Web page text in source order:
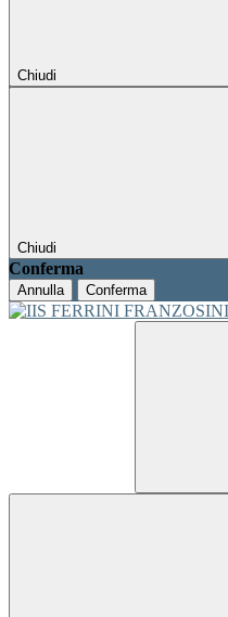
Chiudi
Chiudi
Conferma
Annulla Conferma